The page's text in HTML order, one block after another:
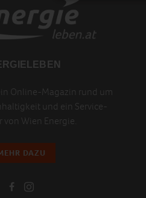
Online-Magazin rund um
und ein Service-
von Wien Energie.
DAZU